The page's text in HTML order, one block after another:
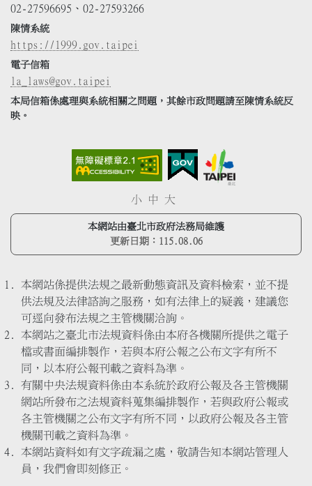
02-27596695、02-27593266
陳情系統
https://1999.gov.taipei
電子信箱
la_laws@gov.taipei
本局信箱係處理與系統相關之問題，其餘市政問題請至陳情系統反
映。
小 中 大
本網站由臺北市政府法務局維護
更新日期： 115.08.06
本網站係提供法規之最新動態資訊及資料檢索，並不提
供法規及法律諮詢之服務，如有法律上的疑義，建議您
可逕向發布法規之主管機關洽詢。
本網站之臺北市法規資料係由本府各機關所提供之電子
檔或書面編排製作，若與本府公報之公布文字有所不
同，以本府公報刊載之資料為準。
有關中央法規資料係由本系統於政府公報及各主管機關
網站所發布之法規資料蒐集編排製作，若與政府公報或
各主管機關之公布文字有所不同，以政府公報及各主管
機關刊載之資料為準。
本網站資料如有文字疏漏之處，敬請告知本網站管理人
員，我們會即刻修正。